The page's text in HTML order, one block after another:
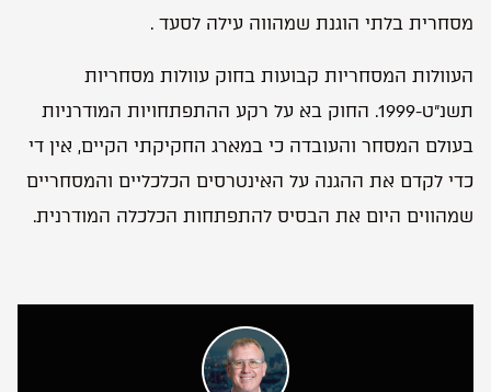
מסחרית בלתי הוגנת שמהווה עילה לסעד .
העוולות המסחריות קבועות בחוק עוולות מסחריות
תשנ”ט-1999. החוק בא על רקע ההתפתחויות המודרניות
בעולם המסחר והעובדה כי במארג החקיקתי הקיים, אין די
כדי לקדם את ההגנה על האינטרסים הכלכליים והמסחריים
שמהווים היום את הבסיס להתפתחות הכלכלה המודרנית.